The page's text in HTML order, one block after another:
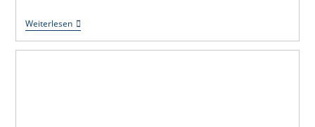
WeiterlesenSchluss
Mit
Geheimniskrämerei: